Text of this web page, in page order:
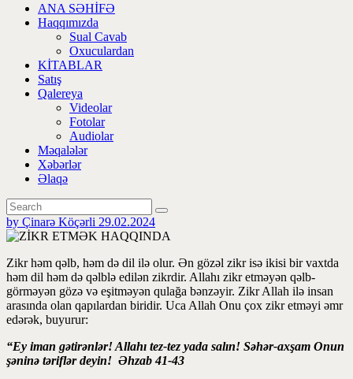
ANA SƏHİFƏ
Haqqımızda
Sual Cavab
Oxuculardan
KİTABLAR
Satış
Qalereya
Videolar
Fotolar
Audiolar
Məqalələr
Xəbərlər
Əlaqə
by Çinarə Köçərli 29.02.2024
Zikr həm qəlb, həm də dil ilə olur. Ən gözəl zikr isə ikisi bir vaxtda
həm dil həm də qəlblə edilən zikrdir. Allahı zikr etməyən qəlb-
görməyən gözə və eşitməyən qulağa bənzəyir. Zikr Allah ilə insan
arasında olan qapılardan biridir. Uca Allah Onu çox zikr etməyi əmr
edərək, buyurur:
“Ey iman gətirənlər! Alla­hı tez-tez yada salın! Səhər-axşam Onun
şəninə təriflər deyin! Əhzab 41-43